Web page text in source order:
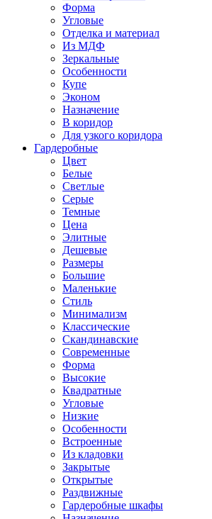
Форма
Угловые
Отделка и материал
Из МДФ
Зеркальные
Особенности
Купе
Эконом
Назначение
В коридор
Для узкого коридора
Гардеробные
Цвет
Белые
Светлые
Серые
Темные
Цена
Элитные
Дешевые
Размеры
Большие
Маленькие
Стиль
Минимализм
Классические
Скандинавские
Современные
Форма
Высокие
Квадратные
Угловые
Низкие
Особенности
Встроенные
Из кладовки
Закрытые
Открытые
Раздвижные
Гардеробные шкафы